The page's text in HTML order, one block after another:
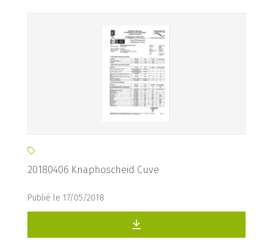
20180406 Knaphoscheid Cuve
Publié le 17/05/2018